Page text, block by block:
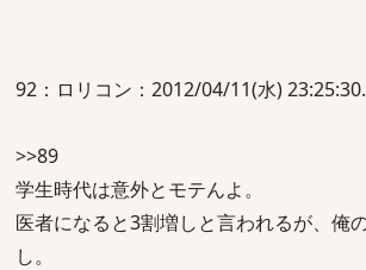
92：ロリコン：2012/04/11(水)
>>89
学生時代は意外とモテんよ。
医者になると3割増しと言われるが、俺
し。